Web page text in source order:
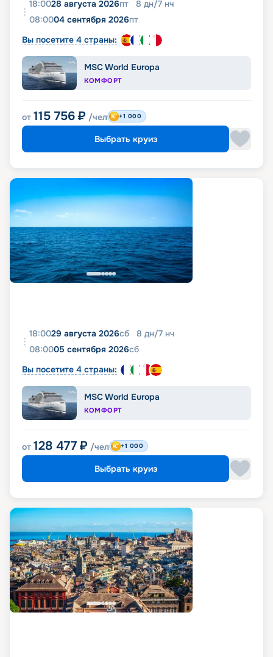
18:0028 августа 2026пт 8 дн/7 нч
08:0004 сентября 2026пт
Вы посетите 4 страны:
MSC World Europa
КОМФОРТ
от 115 756 ₽ /чел +1 000
Выбрать круиз
18:0029 августа 2026сб 8 дн/7 нч
08:0005 сентября 2026сб
Вы посетите 4 страны:
MSC World Europa
КОМФОРТ
от 128 477 ₽ /чел +1 000
Выбрать круиз